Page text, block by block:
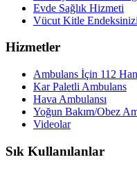
Evde Sağlık Hizmeti
Vücut Kitle
Hizmetler
Ambulans İçin 112
Kar Paletli Ambulans
Hava Ambulansı
Yoğun Bakım/Obez
Videolar
Sık Kullanılanlar